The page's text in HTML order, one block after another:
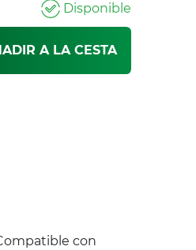
Disponible
A LA CESTA
con